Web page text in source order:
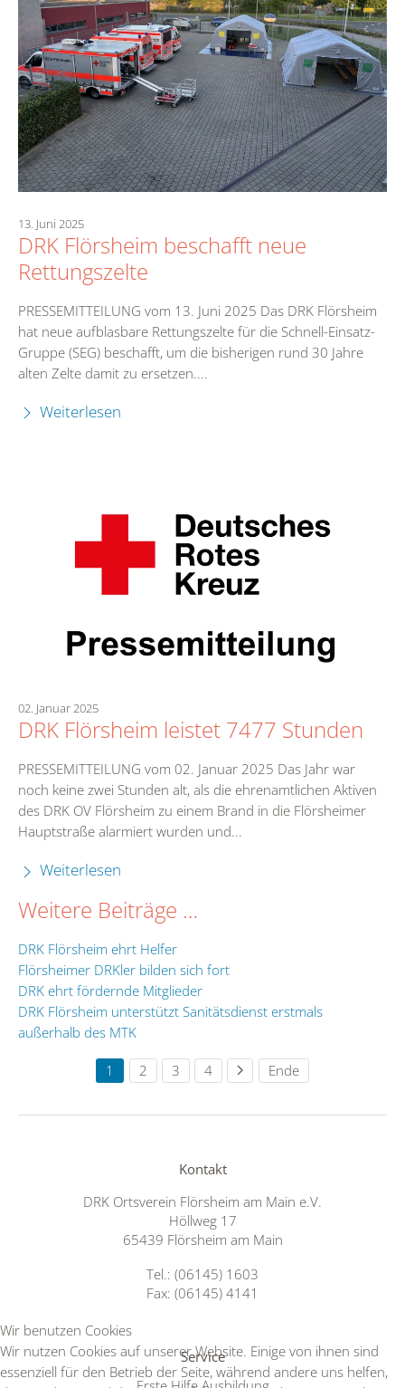
13. Juni 2025
DRK Flörsheim beschafft neue
Rettungszelte
PRESSEMITTEILUNG vom 13. Juni 2025 Das DRK Flörsheim
hat neue aufblasbare Rettungszelte für die Schnell-Einsatz-
Gruppe (SEG) beschafft, um die bisherigen rund 30 Jahre
alten Zelte damit zu ersetzen....
Weiterlesen
02. Januar 2025
DRK Flörsheim leistet 7477 Stunden
PRESSEMITTEILUNG vom 02. Januar 2025 Das Jahr war
noch keine zwei Stunden alt, als die ehrenamtlichen Aktiven
des DRK OV Flörsheim zu einem Brand in die Flörsheimer
Hauptstraße alarmiert wurden und...
Weiterlesen
Weitere Beiträge …
DRK Flörsheim ehrt Helfer
Flörsheimer DRKler bilden sich fort
DRK ehrt fördernde Mitglieder
DRK Flörsheim unterstützt Sanitätsdienst erstmals
außerhalb des MTK
1 2 3 4 Ende
Kontakt
DRK Ortsverein Flörsheim am Main e.V.
Höllweg 17
65439 Flörsheim am Main
Tel.: (06145) 1603
Fax: (06145) 4141
Service
Wir benutzen Cookies
Wir nutzen Cookies auf unserer Website. Einige von ihnen sind
essenziell für den Betrieb der Seite, während andere uns helfen,